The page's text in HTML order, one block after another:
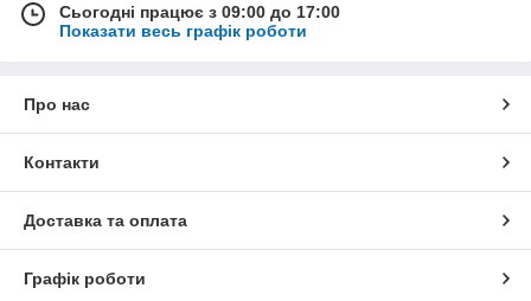
Сьогодні працює з 09:00 до 17:00
Показати весь графік роботи
Про нас
Контакти
Доставка та оплата
Графік роботи